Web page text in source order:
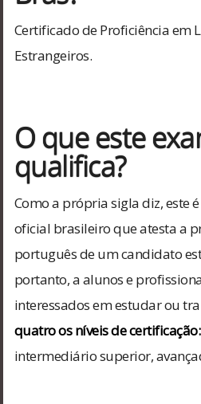
Certificado de Proficiência em
Estrangeiros.
O que este
qualifica?
Como a própria sigla diz, este
oficial brasileiro que atesta a
português de um candidato
portanto, a alunos e
interessados em estudar ou
quatro os níveis de certificação:
intermediário superior,